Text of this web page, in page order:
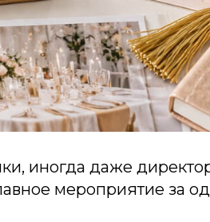
иногда даже
мероприятие за